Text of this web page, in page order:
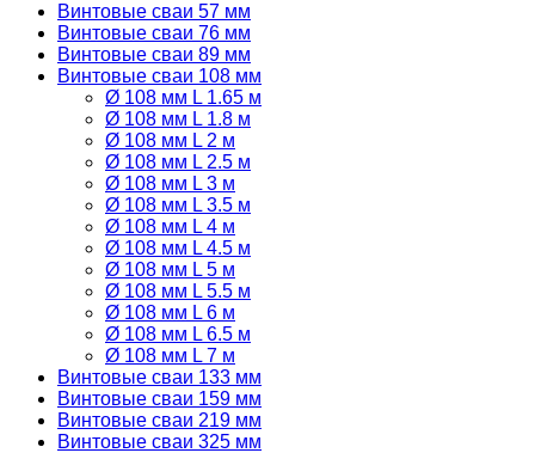
Винтовые сваи 57 мм
Винтовые сваи 76 мм
Винтовые сваи 89 мм
Винтовые сваи 108 мм
Ø 108 мм L 1.65 м
Ø 108 мм L 1.8 м
Ø 108 мм L 2 м
Ø 108 мм L 2.5 м
Ø 108 мм L 3 м
Ø 108 мм L 3.5 м
Ø 108 мм L 4 м
Ø 108 мм L 4.5 м
Ø 108 мм L 5 м
Ø 108 мм L 5.5 м
Ø 108 мм L 6 м
Ø 108 мм L 6.5 м
Ø 108 мм L 7 м
Винтовые сваи 133 мм
Винтовые сваи 159 мм
Винтовые сваи 219 мм
Винтовые сваи 325 мм